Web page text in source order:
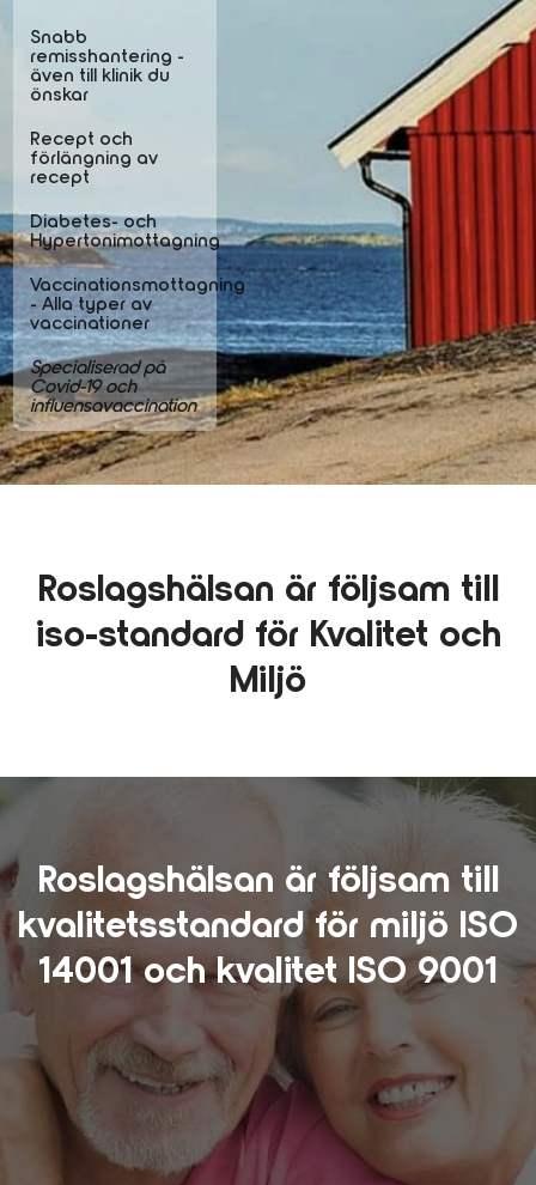
Snabb
remisshantering -
även till klinik du
önskar
Recept och
förlängning av
recept
Diabetes- och
Hypertonimottagning
Vaccinationsmottagning
- Alla typer av
vaccinationer
Specialiserad på
Covid-19 och
influensavaccination
Roslagshälsan är följsam till
iso-standard för Kvalitet och
Miljö
Roslagshälsan är följsam till
kvalitetsstandard för miljö ISO
14001 och kvalitet ISO 9001